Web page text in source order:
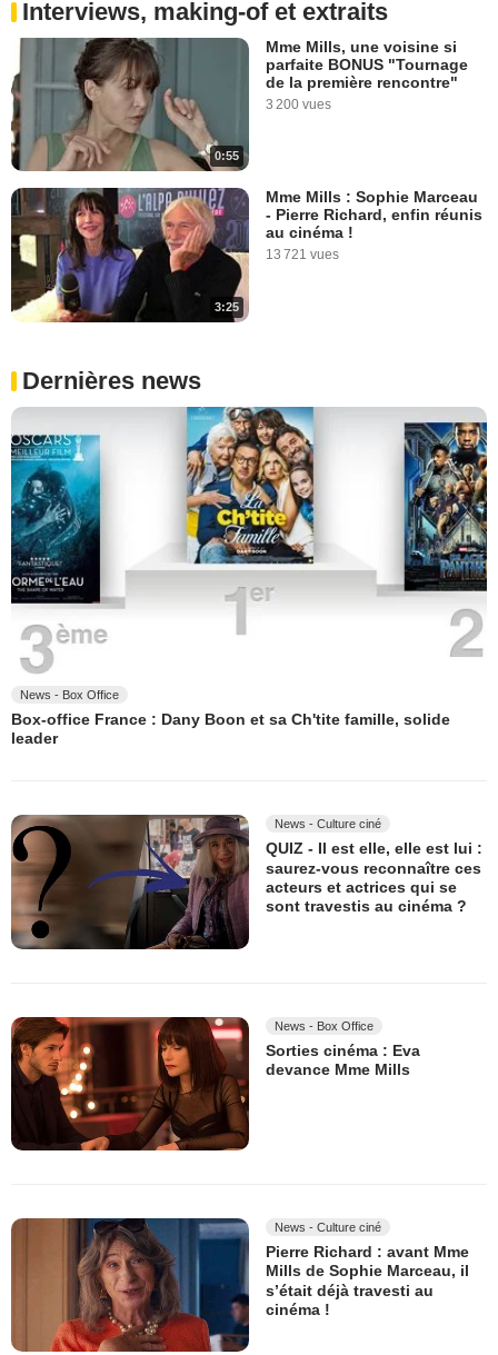
Interviews, making-of et extraits
0:55
Mme Mills, une voisine si
parfaite BONUS "Tournage
de la première rencontre"
3 200 vues
3:25
Mme Mills : Sophie Marceau
- Pierre Richard, enfin réunis
au cinéma !
13 721 vues
Dernières news
News - Box Office
Box-office France : Dany Boon et sa Ch'tite famille, solide
leader
News - Culture ciné
QUIZ - Il est elle, elle est lui :
saurez-vous reconnaître ces
acteurs et actrices qui se
sont travestis au cinéma ?
News - Box Office
Sorties cinéma : Eva
devance Mme Mills
News - Culture ciné
Pierre Richard : avant Mme
Mills de Sophie Marceau, il
s’était déjà travesti au
cinéma !